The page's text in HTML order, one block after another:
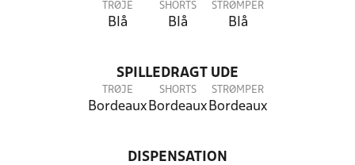
TRØJE
Blå
SHORTS
Blå
STRØMPER
Blå
SPILLEDRAGT UDE
TRØJE
Bordeaux
SHORTS
Bordeaux
STRØMPER
Bordeaux
DISPENSATION